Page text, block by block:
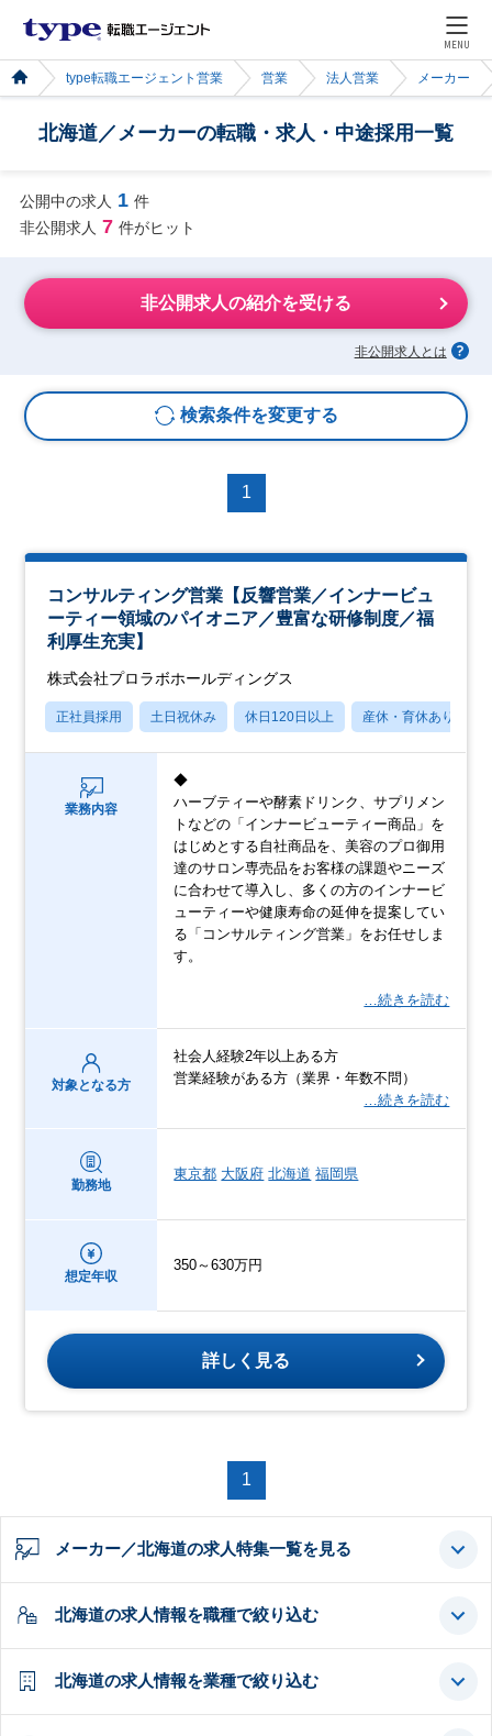
MENU
type転職エージェント営業 営業 法人営業 メーカー
北海道／メーカーの転職・求人・中途採用一覧
公開中の求人 1 件
非公開求人 7 件がヒット
非公開求人の紹介を受ける
非公開求人とは
検索条件を変更する
1
コンサルティング営業【反響営業／インナービュ
ーティー領域のパイオニア／豊富な研修制度／福
利厚生充実】
株式会社プロラボホールディングス
正社員採用 土日祝休み 休日120日以上 産休・育休あり
業務内容
◆
ハーブティーや酵素ドリンク、サプリメン
トなどの「インナービューティー商品」を
はじめとする自社商品を、美容のプロ御用
達のサロン専売品をお客様の課題やニーズ
に合わせて導入し、多くの方のインナービ
ューティーや健康寿命の延伸を提案してい
る「コンサルティング営業」をお任せしま
す。
…続きを読む
対象となる方
社会人経験2年以上ある方
営業経験がある方（業界・年数不問）
…続きを読む
勤務地
東京都 大阪府 北海道 福岡県
想定年収
350～630万円
詳しく見る
1
メーカー／北海道の求人特集一覧を見る
北海道の求人情報を職種で絞り込む
北海道の求人情報を業種で絞り込む